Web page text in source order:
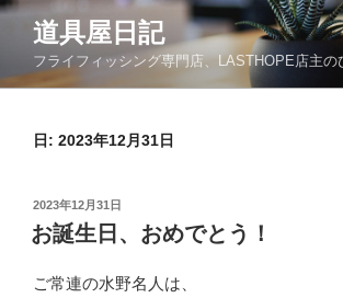
コ
ン
道具屋日記
フライフィッシング専門店、LASTHOPE店主の
日: 2023年12月31日
投
稿
日:
2023年12月31日
お誕生日、おめでとう！
ご常連の水野名人は、